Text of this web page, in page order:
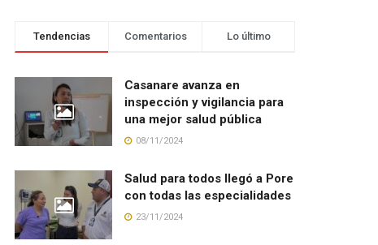
Tendencias Comentarios Lo último
Casanare avanza en
inspección y vigilancia para
una mejor salud pública
08/11/2024
Salud para todos llegó a Pore
con todas las especialidades
23/11/2024